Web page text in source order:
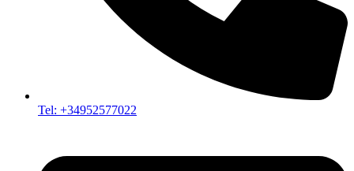
Tel: +34952577022